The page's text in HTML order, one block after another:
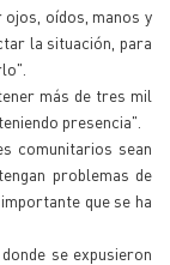
oídos, manos y
la situación, para
más de tres mil
presencia".
comunitarios sean
problemas de
que se ha
se expusieron